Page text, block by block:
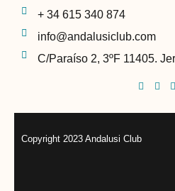
+ 34 615 340 874
info@andalusiclub.com
C/Paraíso 2, 3ºF 11405.
Copyright 2023 Andalusi Club